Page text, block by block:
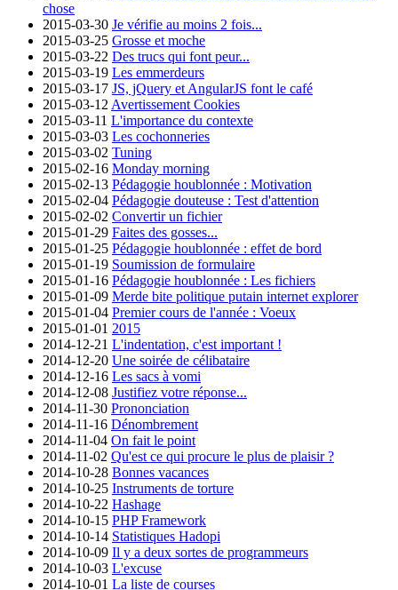
chose
2015-03-30 Je vérifie au moins 2 fois...
2015-03-25 Grosse et moche
2015-03-22 Des trucs qui font peur...
2015-03-19 Les emmerdeurs
2015-03-17 JS, jQuery et AngularJS font le café
2015-03-12 Avertissement Cookies
2015-03-11 L'importance du contexte
2015-03-03 Les cochonneries
2015-03-02 Tuning
2015-02-16 Monday morning
2015-02-13 Pédagogie houblonnée : Motivation
2015-02-04 Pédagogie douteuse : Test d'attention
2015-02-02 Convertir un fichier
2015-01-29 Faites des gosses...
2015-01-25 Pédagogie houblonnée : effet de bord
2015-01-19 Soumission de formulaire
2015-01-16 Pédagogie houblonnée : Les fichiers
2015-01-09 Merde bite politique putain internet explorer
2015-01-04 Premier cours de l'année : Voeux
2015-01-01 2015
2014-12-21 L'indentation, c'est important !
2014-12-20 Une soirée de célibataire
2014-12-16 Les sacs à vomi
2014-12-08 Justifiez votre réponse...
2014-11-30 Prononciation
2014-11-16 Dénombrement
2014-11-04 On fait le point
2014-11-02 Qu'est ce qui procure le plus de plaisir ?
2014-10-28 Bonnes vacances
2014-10-25 Instruments de torture
2014-10-22 Hashage
2014-10-15 PHP Framework
2014-10-14 Statistiques Hadopi
2014-10-09 Il y a deux sortes de programmeurs
2014-10-03 L'excuse
2014-10-01 La liste de courses